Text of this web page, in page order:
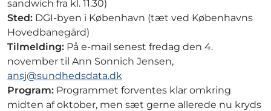
sandwich fra kl. 11.30)
Sted: DGI-byen i København (tæt ved Københavns
Hovedbanegård)
Tilmelding: På e-mail senest fredag den 4.
november til Ann Sonnich Jensen,
ansj@sundhedsdata.dk
Program: Programmet forventes klar omkring
midten af oktober, men sæt gerne allerede nu kryds